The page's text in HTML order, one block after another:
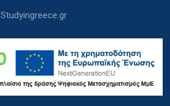
Studyingreece.gr